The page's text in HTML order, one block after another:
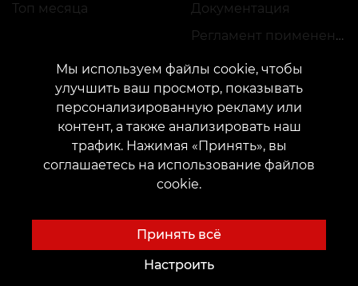
Топ месяца
Документация
Регламент применения акций
КОНТАКТЫ
Свяжитесь с нами: customers@vean-tattoo.com
marketing.veantattoo@gmail.com
Жалобы и предложения:complaints@vean-tattoo.com
Мы используем файлы cookie, чтобы
улучшить ваш просмотр, показывать
персонализированную рекламу или
контент, а также анализировать наш
трафик. Нажимая «Принять», вы
соглашаетесь на использование файлов
cookie.
Принять всё
Настроить